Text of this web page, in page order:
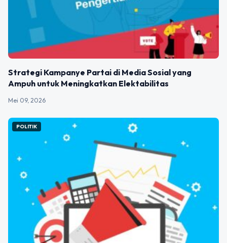
Strategi Kampanye Partai di Media Sosial yang
Ampuh untuk Meningkatkan Elektabilitas
Mei 09, 2026
POLITIK